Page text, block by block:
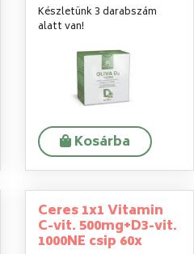
Készletünk 3 darabszám
alatt van!
Kosárba
Ceres 1x1 Vitamin
C-vit. 500mg+D3-vit.
1000NE csip 60x